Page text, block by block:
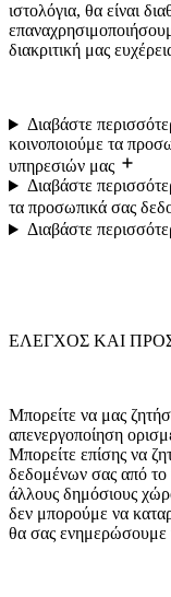
ιστολόγια, θα είναι
διακριτική μας
Διαβάστε
κοινοποιούμε τα
υπηρεσιών μας
Διαβάστε
τα προσωπικά σας
Διαβάστε
ΕΛΕΓΧΟΣ ΚΑΙ
Μπορείτε να μας
απενεργοποίηση
Μπορείτε επίσης να
δεδομένων σας από το
άλλους δημόσιους
δεν μπορούμε να
θα σας ενημερώσουμε